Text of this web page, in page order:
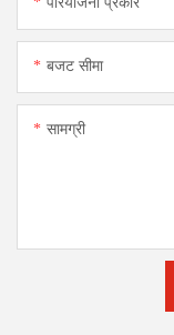
बजट सीमा
सामग्री